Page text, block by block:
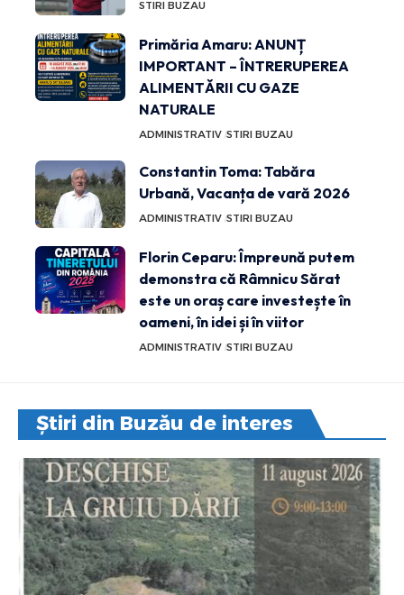
STIRI BUZAU
Primăria Amaru: ANUNȚ
IMPORTANT – ÎNTRERUPEREA
ALIMENTĂRII CU GAZE
NATURALE
ADMINISTRATIV STIRI BUZAU
Constantin Toma: Tabăra
Urbană, Vacanța de vară 2026
ADMINISTRATIV STIRI BUZAU
Florin Ceparu: Împreună putem
demonstra că Râmnicu Sărat
este un oraș care investește în
oameni, în idei și în viitor
ADMINISTRATIV STIRI BUZAU
Știri din Buzău de interes